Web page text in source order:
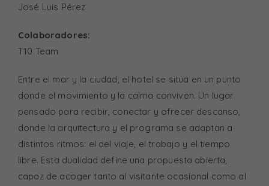
José Luis Pérez
Colaboradores:
T10 Team
Entre el mar y la ciudad, el hotel se sitúa en un punto
donde el movimiento y la calma conviven. Un lugar
pensado para recibir, conectar y ofrecer descanso,
donde la arquitectura y el programa se adaptan a
distintos ritmos: el del viaje, el trabajo y el tiempo
libre. Esta dualidad define una propuesta abierta,
capaz de acoger tanto al visitante ocasional como al